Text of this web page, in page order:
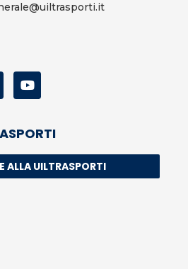
ALLA UILTRASPORTI